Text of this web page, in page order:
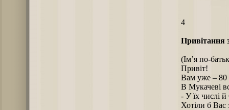
4
Привітання
(Ім’я по-
Привіт!
Вам уже – 80
В Мукачеві
- У їх числі
Хотіли б Вас